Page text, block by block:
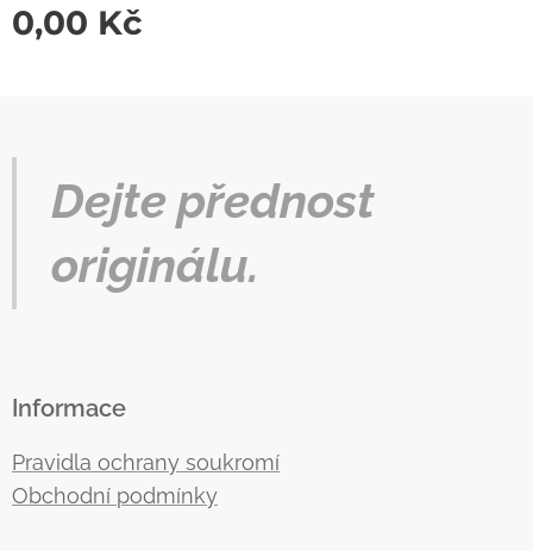
0,00 Kč
Dejte přednost
originálu.
Informace
Pravidla ochrany soukromí
Obchodní podmínky